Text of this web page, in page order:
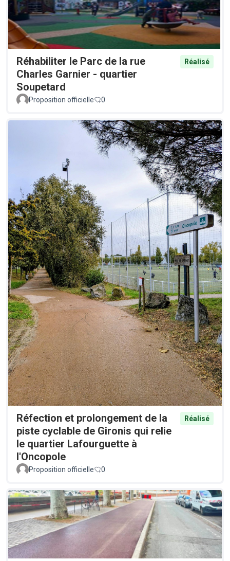
Réhabiliter le Parc de la rue
Charles Garnier - quartier
Soupetard
Réalisé
Proposition officielle 0
Réfection et prolongement de la
piste cyclable de Gironis qui relie
le quartier Lafourguette à
l'Oncopole
Réalisé
Proposition officielle 0